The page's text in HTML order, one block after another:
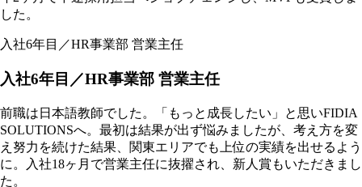
した。
入社6年目／HR事業部 営業主任
入社6年目／HR事業部 営業主任
前職は日本語教師でした。「もっと成長したい」と思いFIDIA
SOLUTIONSへ。最初は結果が出ず悩みましたが、考え方を変
え努力を続けた結果、関東エリアでも上位の実績を出せるよう
に。入社18ヶ月で営業主任に抜擢され、新人賞もいただきまし
た。